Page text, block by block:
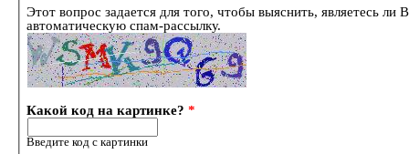
Этот вопрос задается для того, чтобы выяснить, являетесь ли
автоматическую спам-рассылку.
Какой код на картинке?*
Введите код с картинки